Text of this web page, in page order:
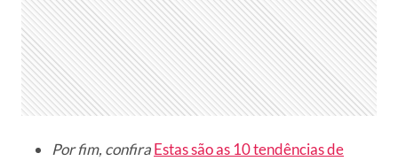
Por fim, confiraEstas são as 10 tendências de